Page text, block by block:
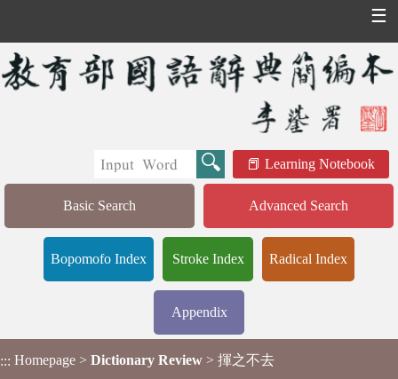
☰
Learning Notebook
Basic Search Advanced Search
Bopomofo Index Stroke Index Radical Index
Appendix
::: Homepage > Dictionary Review > 揮之不去